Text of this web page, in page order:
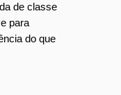
de classe
para
do que